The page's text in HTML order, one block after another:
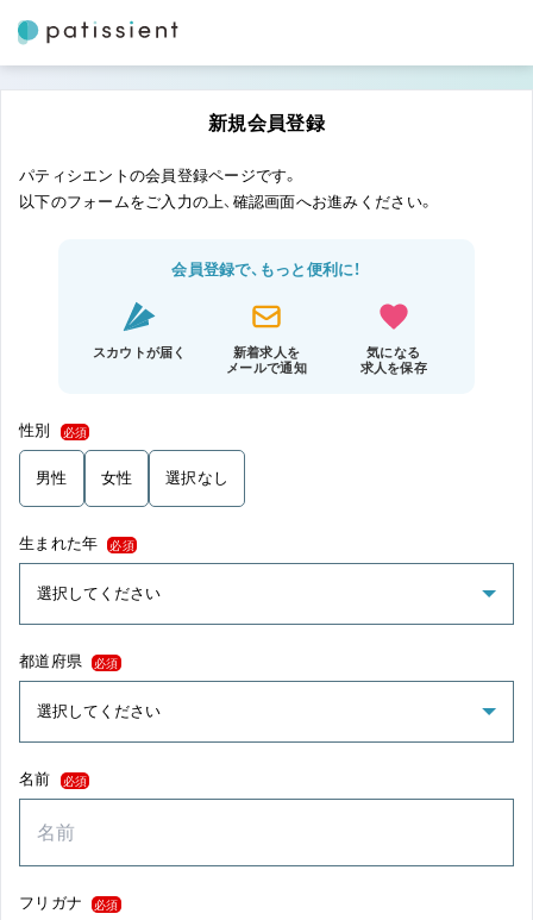
新規会員登録
パティシエントの会員登録ページです。
以下のフォームをご入力の上、確認画面へお進みください。
会員登録で、もっと便利に！
スカウトが届く
新着求人を
メールで通知
気になる
求人を保存
性別 必須
男性 女性 選択なし
生まれた年 必須
都道府県 必須
名前 必須
フリガナ 必須